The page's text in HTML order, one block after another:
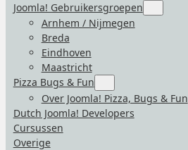
Joomla! Gebruikersgroepen
for
Arnhem / Nijmegen
Breda
Eindhoven
Maastricht
Pizza Bugs & Fun
for
“Pizza
Bugs
Over Joomla! Pizza, Bugs & Fun
Dutch Joomla! Developers
Cursussen
Overige